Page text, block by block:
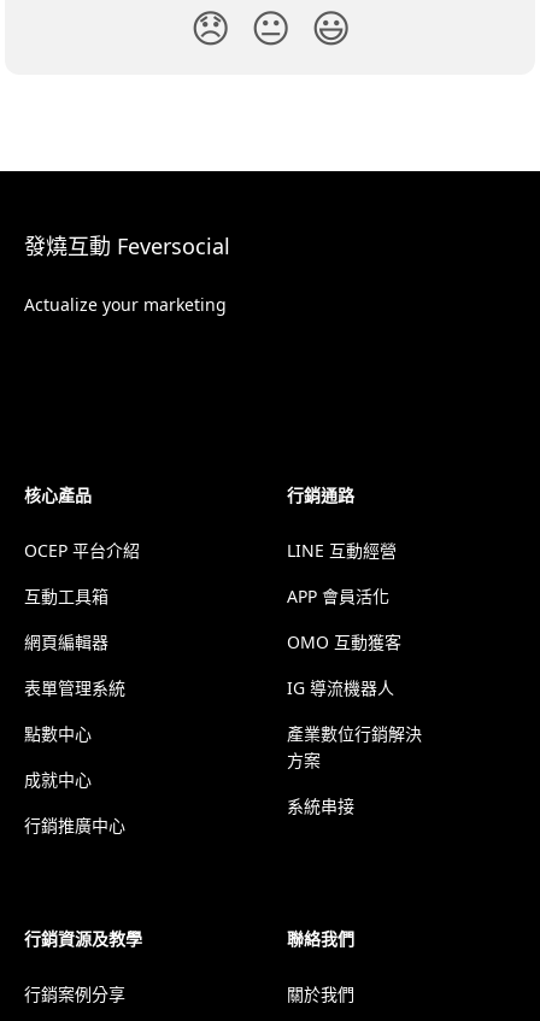
😞 😐 😃
發燒互動 Feversocial
Actualize your marketing
核心產品
OCEP 平台介紹
互動工具箱
網頁編輯器
表單管理系統
點數中心
成就中心
行銷推廣中心
行銷通路
LINE 互動經營
APP 會員活化
OMO 互動獲客
IG 導流機器人
產業數位行銷解決
方案
系統串接
行銷資源及教學
行銷案例分享
聯絡我們
關於我們